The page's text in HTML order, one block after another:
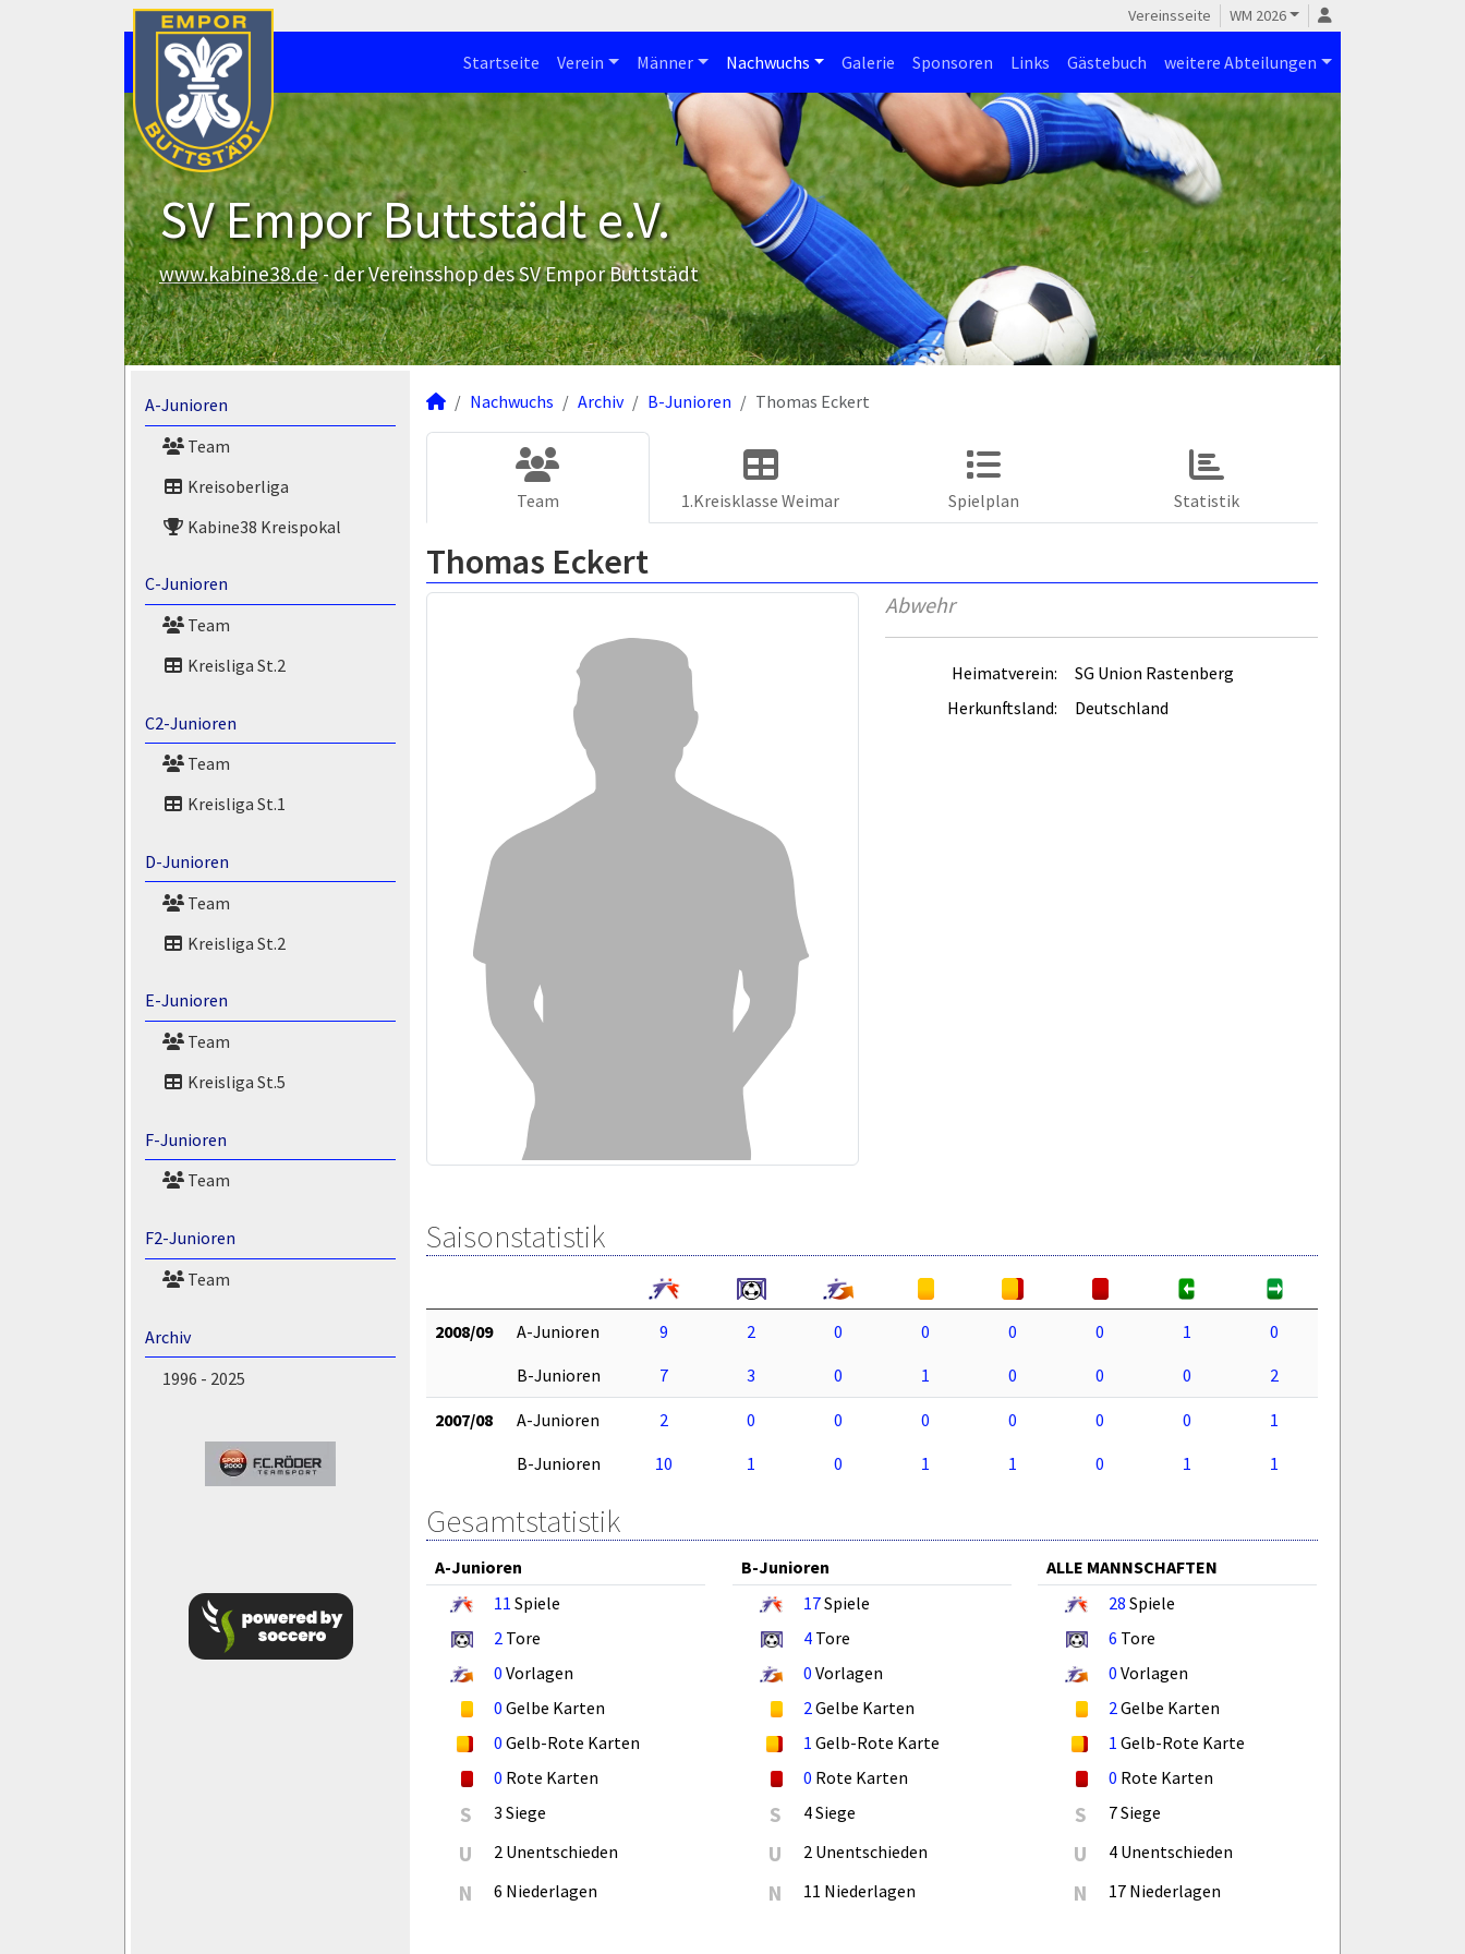
Vereinsseite WM 2026
Startseite Verein Männer Nachwuchs Galerie Sponsoren Links Gästebuch weitere Abteilungen
SV Empor Buttstädt e.V.
www.kabine38.de- der Vereinsshop des SV Empor Buttstädt
A-Junioren
Team
Kreisoberliga
Kabine38 Kreispokal
C-Junioren
Team
Kreisliga St.2
C2-Junioren
Team
Kreisliga St.1
D-Junioren
Team
Kreisliga St.2
E-Junioren
Team
Kreisliga St.5
F-Junioren
Team
F2-Junioren
Team
Archiv
1996 - 2025
Nachwuchs Archiv B-Junioren Thomas Eckert
Team 1.Kreisklasse Weimar Spielplan Statistik
Thomas Eckert
Abwehr
Heimatverein:
SG Union Rastenberg
Herkunftsland:
Deutschland
Saisonstatistik
2008/09 A-Junioren 9 2 0 0 0 0 1
0
B-Junioren
7 3 0 1 0 0 0 2
2007/08 A-Junioren 2 0 0 0 0 0 0
1
B-Junioren
10 1 0 1 1 0 1 1
Gesamtstatistik
A-Junioren
11 Spiele
2 Tore
0 Vorlagen
0 Gelbe Karten
0 Gelb-Rote Karten
0 Rote Karten
S 3 Siege
U 2 Unentschieden
N 6 Niederlagen
B-Junioren
17Spiele
4Tore
0 Vorlagen
2Gelbe Karten
1 Gelb-Rote Karte
0 Rote Karten
S 4 Siege
U 2 Unentschieden
N 11 Niederlagen
ALLE MANNSCHAFTEN
28 Spiele
6 Tore
0 Vorlagen
2Gelbe Karten
1 Gelb-Rote Karte
0 Rote Karten
S 7 Siege
U 4 Unentschieden
N 17 Niederlagen